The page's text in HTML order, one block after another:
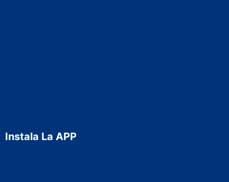
Instala La APP